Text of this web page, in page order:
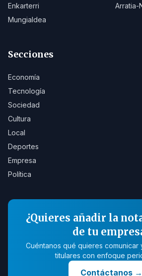
Enkarterri
Arratia-
Mungialdea
Secciones
Economía
Tecnología
Sociedad
Cultura
Local
Deportes
Empresa
Política
¿Quieres añadir la
de tu
Cuéntanos qué quieres comunicar
titulares con enfoque
Contáctanos→